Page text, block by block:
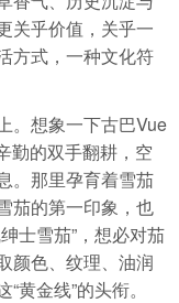
关乎价值，关乎一
方式，一种文化符
。想象一下古巴Vue
勤的双手翻耕，空
。那里孕育着雪茄
茄的第一印象，也
士雪茄”，想必对茄
颜色、纹理、油润
黄金线”的头衔。